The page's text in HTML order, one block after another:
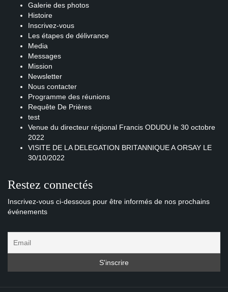
Galerie des photos
Histoire
Inscrivez-vous
Les étapes de délivrance
Media
Messages
Mission
Newsletter
Nous contacter
Programme des réunions
Requête De Prières
test
Venue du directeur régional Francis ODUDU le 30 octobre
2022
VISITE DE LA DELEGATION BRITANNIQUE A ORSAY LE
30/10/2022
Restez connectés
Inscrivez-vous ci-dessous pour être informés de nos prochains
événements